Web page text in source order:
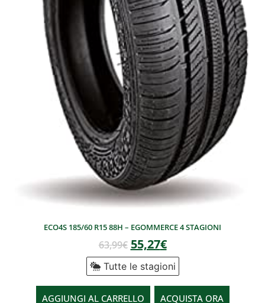
ECO4S 185/60 R15 88H – EGOMMERCE 4 STAGIONI
63,99€ 55,27€
Tutte le stagioni
AGGIUNGI AL CARRELLO ACQUISTA ORA